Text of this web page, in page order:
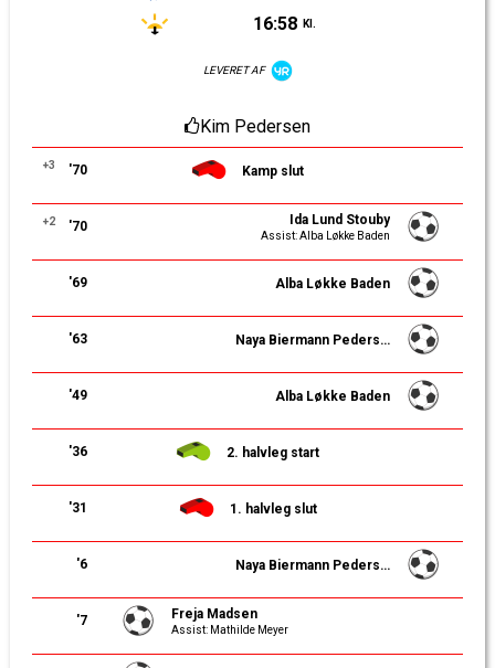
16:58 Kl.
LEVERET AF
Kim Pedersen
'70
+3 Kamp slut
'70
+2 Ida Lund Stouby
Assist: Alba Løkke Baden
'69 Alba Løkke Baden
'63 Naya Biermann Pedersen
'49 Alba Løkke Baden
'36 2. halvleg start
'31 1. halvleg slut
'6 Naya Biermann Pedersen
'7 Freja Madsen
Assist: Mathilde Meyer